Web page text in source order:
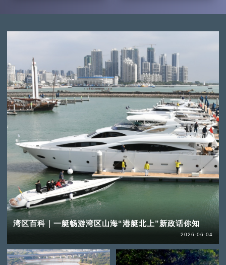
湾区百科｜一艇畅游湾区山海“港艇北上”新政话你知
2026-06-04